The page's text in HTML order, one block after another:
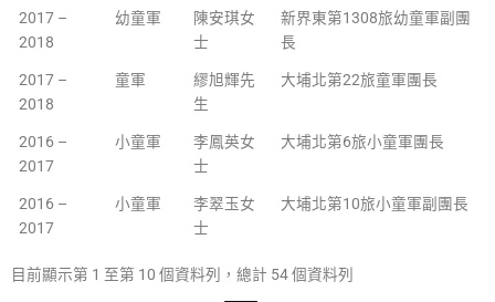
2017 –
2018
幼童軍
陳安琪女
士
新界東第1308旅幼童軍副團
長
2017 –
2018
童軍
繆旭輝先
生
大埔北第22旅童軍團長
2016 –
2017
小童軍
李鳳英女
士
大埔北第6旅小童軍團長
2016 –
2017
小童軍
李翠玉女
士
大埔北第10旅小童軍副團長
目前顯示第 1 至第 10 個資料列，總計 54 個資料列